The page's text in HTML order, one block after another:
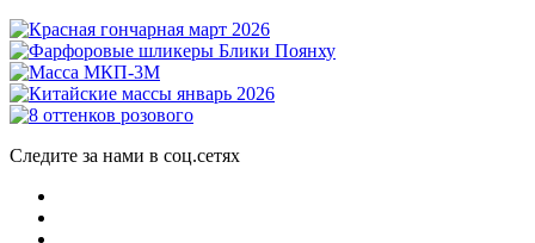
Следите за нами в соц.сетях